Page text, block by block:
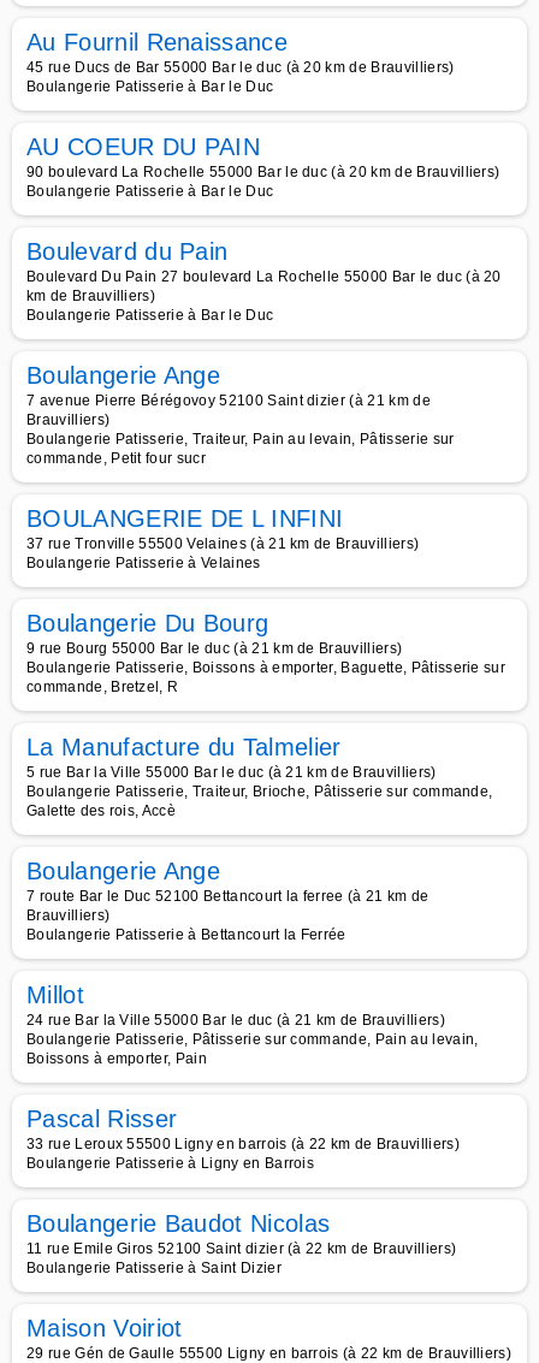
Au Fournil Renaissance
45 rue Ducs de Bar 55000 Bar le duc (à 20 km de Brauvilliers)
Boulangerie Patisserie à Bar le Duc
AU COEUR DU PAIN
90 boulevard La Rochelle 55000 Bar le duc (à 20 km de Brauvilliers)
Boulangerie Patisserie à Bar le Duc
Boulevard du Pain
Boulevard Du Pain 27 boulevard La Rochelle 55000 Bar le duc (à 20
km de Brauvilliers)
Boulangerie Patisserie à Bar le Duc
Boulangerie Ange
7 avenue Pierre Bérégovoy 52100 Saint dizier (à 21 km de
Brauvilliers)
Boulangerie Patisserie, Traiteur, Pain au levain, Pâtisserie sur
commande, Petit four sucr
BOULANGERIE DE L INFINI
37 rue Tronville 55500 Velaines (à 21 km de Brauvilliers)
Boulangerie Patisserie à Velaines
Boulangerie Du Bourg
9 rue Bourg 55000 Bar le duc (à 21 km de Brauvilliers)
Boulangerie Patisserie, Boissons à emporter, Baguette, Pâtisserie sur
commande, Bretzel, R
La Manufacture du Talmelier
5 rue Bar la Ville 55000 Bar le duc (à 21 km de Brauvilliers)
Boulangerie Patisserie, Traiteur, Brioche, Pâtisserie sur commande,
Galette des rois, Accè
Boulangerie Ange
7 route Bar le Duc 52100 Bettancourt la ferree (à 21 km de
Brauvilliers)
Boulangerie Patisserie à Bettancourt la Ferrée
Millot
24 rue Bar la Ville 55000 Bar le duc (à 21 km de Brauvilliers)
Boulangerie Patisserie, Pâtisserie sur commande, Pain au levain,
Boissons à emporter, Pain
Pascal Risser
33 rue Leroux 55500 Ligny en barrois (à 22 km de Brauvilliers)
Boulangerie Patisserie à Ligny en Barrois
Boulangerie Baudot Nicolas
11 rue Emile Giros 52100 Saint dizier (à 22 km de Brauvilliers)
Boulangerie Patisserie à Saint Dizier
Maison Voiriot
29 rue Gén de Gaulle 55500 Ligny en barrois (à 22 km de Brauvilliers)